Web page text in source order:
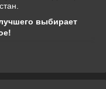
выбирает